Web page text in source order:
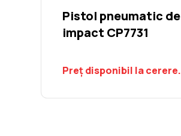
Pistol pneumatic de
impact CP7731
Preț disponibil la cerere.